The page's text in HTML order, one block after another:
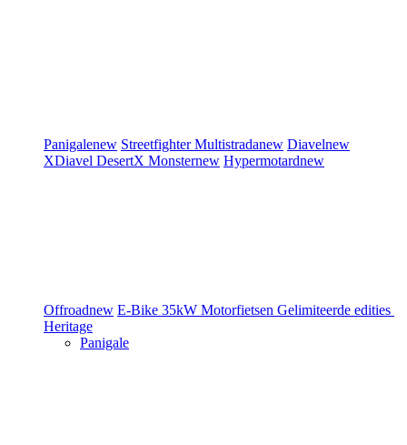
Panigalenew StreetfighterMultistradanew Diavelnew
XDiavel DesertX Monsternew Hypermotardnew
Offroadnew E-Bike 35kW Motorfietsen Gelimiteerde edities
Heritage
Panigale